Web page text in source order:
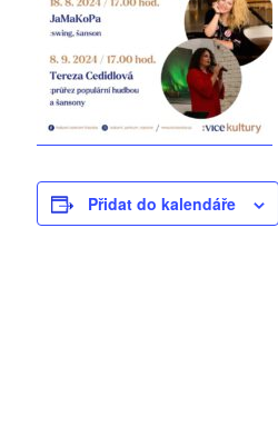
Přidat do kalendáře